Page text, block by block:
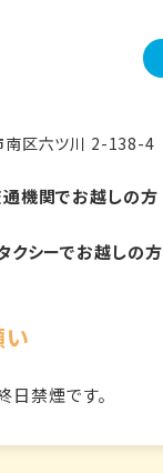
南区六ツ川 2-138-4
機関でお越しの方
クシーでお越しの方
禁煙です。